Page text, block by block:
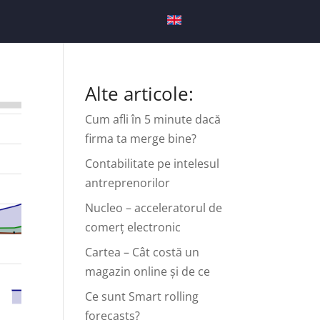
Alte articole:
Cum afli în 5 minute dacă
firma ta merge bine?
Contabilitate pe intelesul
antreprenorilor
Nucleo – acceleratorul de
comerț electronic
Cartea – Cât costă un
magazin online și de ce
Ce sunt Smart rolling
forecasts?